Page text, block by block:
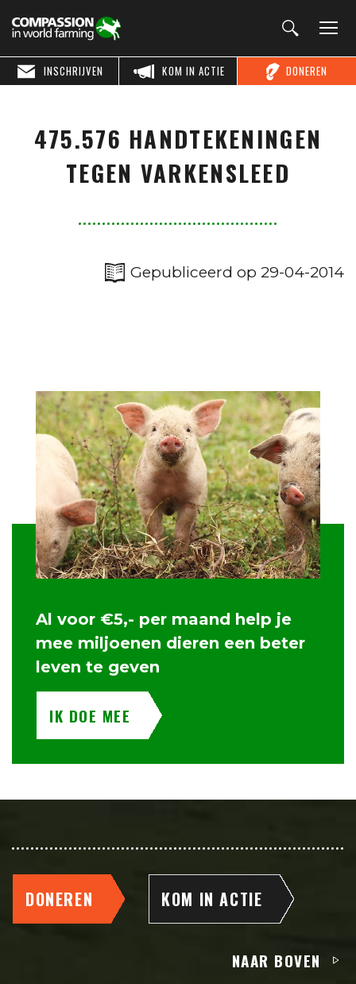
DONEREN
KOM IN ACTIE
INSCHRIJVEN
475.576 HANDTEKENINGEN
TEGEN VARKENSLEED
Gepubliceerd op 29-04-2014
Al voor €5,- per maand help je
mee miljoenen dieren een beter
leven te geven
IK DOE MEE
DONEREN KOM IN ACTIE
NAAR BOVEN